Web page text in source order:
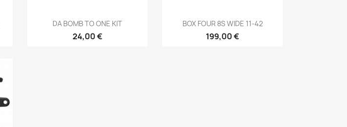
Anteprima
DA BOMB TO ONE KIT
24,00 €
 Anteprima
BOX FOUR 8S WIDE 11-42
199,00 €